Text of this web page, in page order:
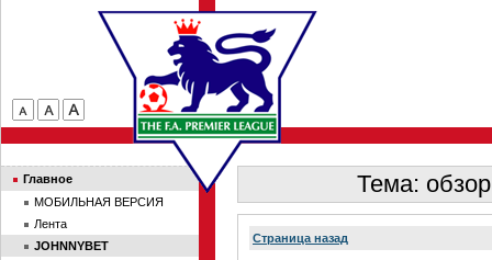
Тема:
Страница назад
Главное
МОБИЛЬНАЯ ВЕРСИЯ
Лента
JOHNNYBET